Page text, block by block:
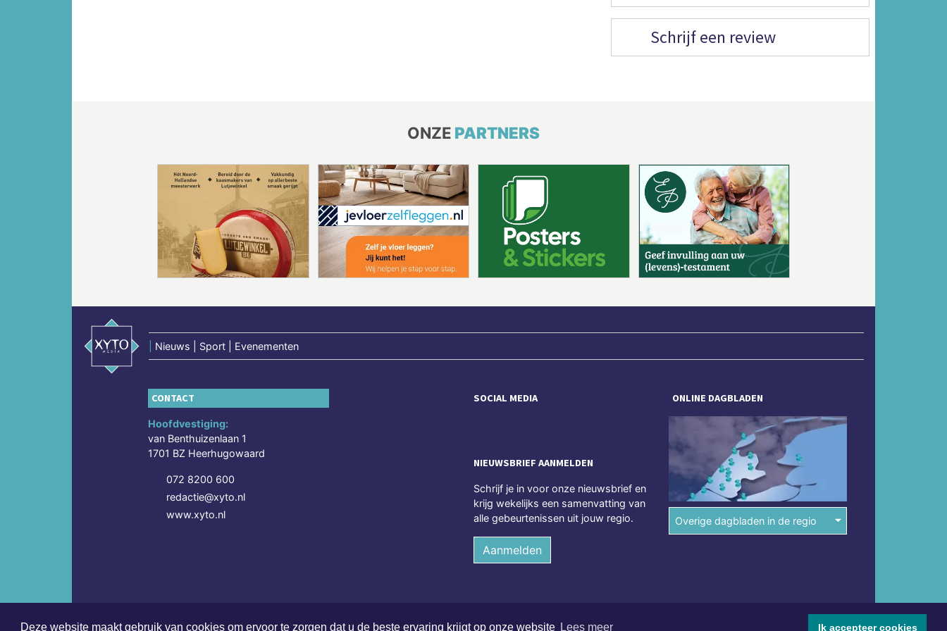
Deze website maakt gebruik van cookies om ervoor te zorgen dat u de beste ervaring krijgt op onze website Lees meer Ik accepteer cookies
Schrijf een review
ONZE PARTNERS
Nieuws | Sport | Evenementen
CONTACT
Hoofdvestiging:
van Benthuizenlaan 1
1701 BZ Heerhugowaard
072 8200 600
redactie@xyto.nl
www.xyto.nl
SOCIAL MEDIA
NIEUWSBRIEF AANMELDEN
Schrijf je in voor onze nieuwsbrief en
krijg wekelijks een samenvatting van
alle gebeurtenissen uit jouw regio.
Aanmelden
ONLINE DAGBLADEN
Overige dagbladen in de regio